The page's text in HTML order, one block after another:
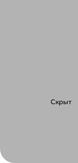
Скрыт